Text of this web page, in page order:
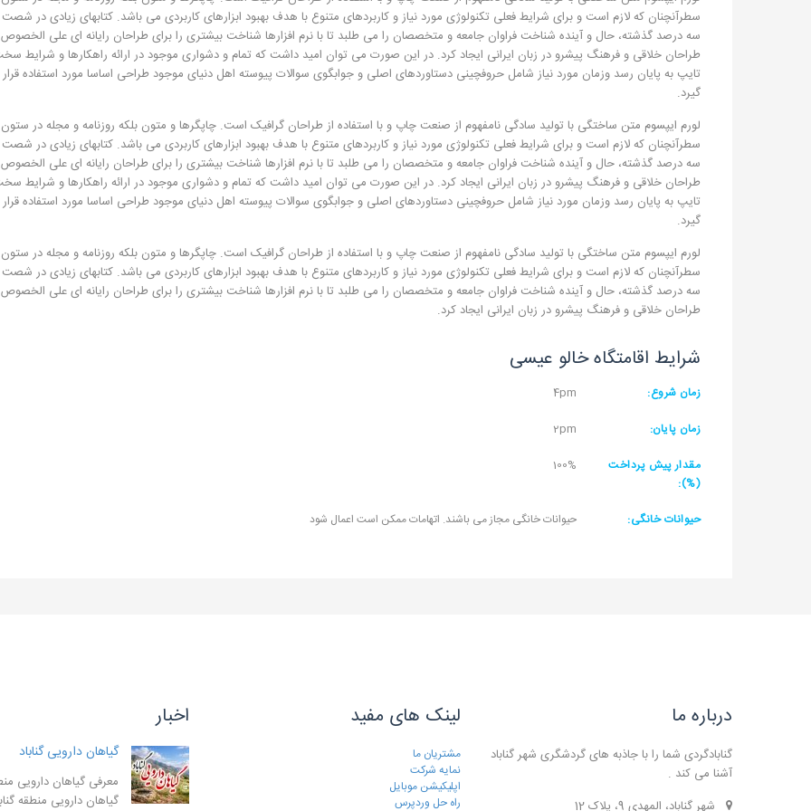
سطرآنچنان که لازم است و برای شرایط فعلی تکنولوژی مورد نیاز و کاربردهای متنوع با هدف بهبود ابزارهای کاربردی می باشد. کتابهای زیادی در
سه درصد گذشته، حال و آینده شناخت فراوان جامعه و متخصصان را می طلبد تا با نرم افزارها شناخت بیشتری را برای طراحان رایانه ای علی الخصوص
طراحان خلاقی و فرهنگ پیشرو در زبان ایرانی ایجاد کرد. در این صورت می توان امید داشت که تمام و دشواری موجود در ارائه راهکارها و شرایط
تایپ به پایان رسد وزمان مورد نیاز شامل حروفچینی دستاوردهای اصلی و جوابگوی سوالات پیوسته اهل دنیای موجود طراحی اساسا مورد استفاده قرار
گیرد.
لورم ایپسوم متن ساختگی با تولید سادگی نامفهوم از صنعت چاپ و با استفاده از طراحان گرافیک است. چاپگرها و متون بلکه روزنامه و مجله در
سطرآنچنان که لازم است و برای شرایط فعلی تکنولوژی مورد نیاز و کاربردهای متنوع با هدف بهبود ابزارهای کاربردی می باشد. کتابهای زیادی در
سه درصد گذشته، حال و آینده شناخت فراوان جامعه و متخصصان را می طلبد تا با نرم افزارها شناخت بیشتری را برای طراحان رایانه ای علی الخصوص
طراحان خلاقی و فرهنگ پیشرو در زبان ایرانی ایجاد کرد. در این صورت می توان امید داشت که تمام و دشواری موجود در ارائه راهکارها و شرایط
تایپ به پایان رسد وزمان مورد نیاز شامل حروفچینی دستاوردهای اصلی و جوابگوی سوالات پیوسته اهل دنیای موجود طراحی اساسا مورد استفاده قرار
گیرد.
لورم ایپسوم متن ساختگی با تولید سادگی نامفهوم از صنعت چاپ و با استفاده از طراحان گرافیک است. چاپگرها و متون بلکه روزنامه و مجله در
سطرآنچنان که لازم است و برای شرایط فعلی تکنولوژی مورد نیاز و کاربردهای متنوع با هدف بهبود ابزارهای کاربردی می باشد. کتابهای زیادی در
سه درصد گذشته، حال و آینده شناخت فراوان جامعه و متخصصان را می طلبد تا با نرم افزارها شناخت بیشتری را برای طراحان رایانه ای علی الخصوص
طراحان خلاقی و فرهنگ پیشرو در زبان ایرانی ایجاد کرد.
شرایط اقامتگاه خالو عیسی
زمان شروع:
4pm
زمان پایان:
2pm
مقدار پیش پرداخت
(%):
100%
حیوانات خانگی: حیوانات خانگی مجاز می باشند. اتهامات ممکن است اعمال شود
درباره ما
گنابادگردی شما را با جاذبه های گردشگری شهر گناباد
آشنا می کند .
شهر گناباد، المهدی 9، پلاک 12
لینک های مفید
مشتریان ما
نمایه شرکت
اپلیکیشن موبایل
راه حل وردپرس
اخبار
گیاهان دارویی گناباد
معرفی گیاهان دارویی
گیاهان دارویی منطقه